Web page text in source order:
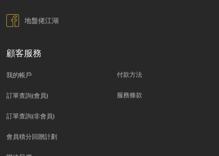
地盤佬江湖
顧客服務
我的帳戶
訂單查詢(會員)
訂單查詢(非會員)
會員積分回贈計劃
付款方法
服務條款